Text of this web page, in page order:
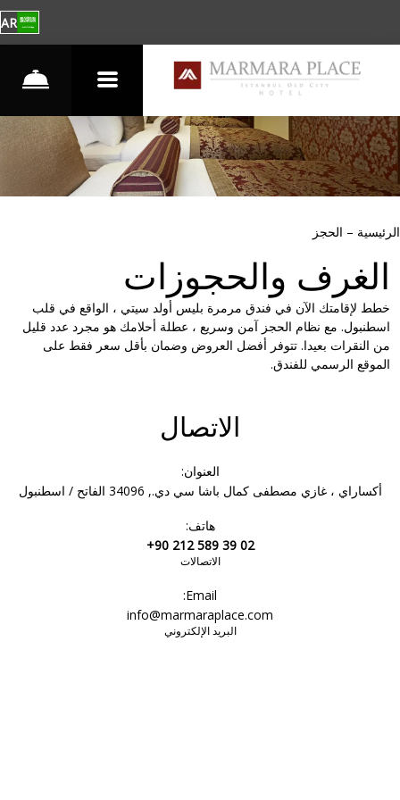
AR
الرئيسية – الحجز
الغرف والحجوزات
خطط لإقامتك الآن في فندق مرمرة بليس أولد سيتي ، الواقع في قلب
اسطنبول. مع نظام الحجز آمن وسريع ، عطلة أحلامك هو مجرد عدد قليل
من النقرات بعيدا. تتوفر أفضل العروض وضمان بأقل سعر فقط على
الموقع الرسمي للفندق.
الاتصال
العنوان:
أكساراي ، غازي مصطفى كمال باشا سي دي., 34096 الفاتح / اسطنبول
هاتف:
+90 212 589 39 02
الاتصالات
Email:
info@marmaraplace.com
البريد الإلكتروني